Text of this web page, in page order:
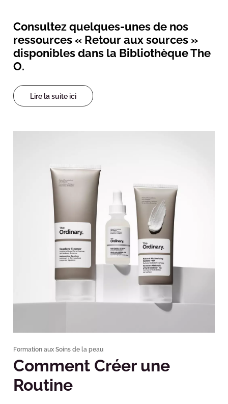
Consultez quelques-unes de nos
ressources « Retour aux sources »
disponibles dans la Bibliothèque The
O.
Lire la suite ici
Formation aux Soins de la peau
Comment Créer une
Routine